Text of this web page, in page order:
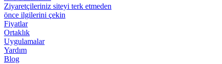
Ziyaretçileriniz siteyi terk etmeden
önce ilgilerini çekin
Fiyatlar
Ortaklık
Uygulamalar
Yardım
Blog